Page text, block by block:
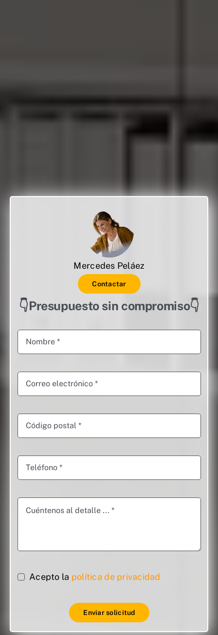
Mercedes Peláez
Contactar
👇Presupuesto sin compromiso👇
Acepto la política de privacidad
Enviar solicitud